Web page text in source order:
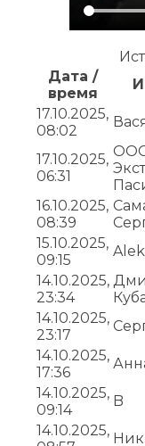
Дата /
время
17.10.2025,
08:02
17.10.2025,
06:31
16.10.2025,
08:39
15.10.2025,
09:15
14.10.2025,
23:34
14.10.2025,
23:17
14.10.2025,
17:36
14.10.2025,
09:14
B
14.10.2025,